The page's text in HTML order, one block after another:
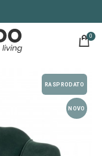
0
RASPRODATO
NOVO